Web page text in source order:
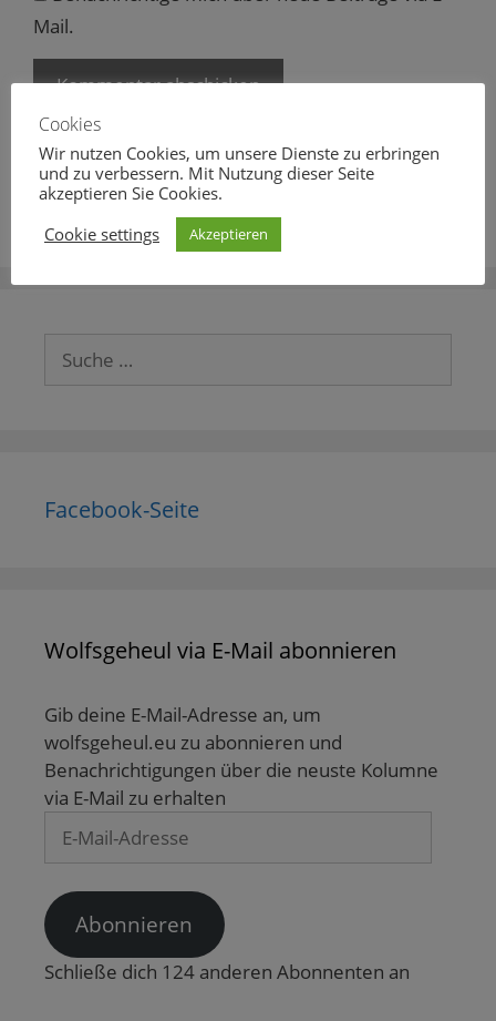
Mail.
Diese Website verwendet Akismet, um Spam zu
reduzieren.Erfahre mehr darüber, wie deine
Kommentardaten verarbeitet werden
nach:
Facebook-Seite
Wolfsgeheul via E-Mail abonnieren
Gib deine E-Mail-Adresse an, um
wolfsgeheul.eu zu abonnieren und
Benachrichtigungen über die neuste Kolumne
via E-Mail zu erhalten
Mail-
Abonnieren
Schließe dich 124 anderen Abonnenten an
Cookies
Wir nutzen Cookies, um unsere Dienste zu erbringen
und zu verbessern. Mit Nutzung dieser Seite
akzeptieren Sie Cookies.
Cookie settings
Akzeptieren